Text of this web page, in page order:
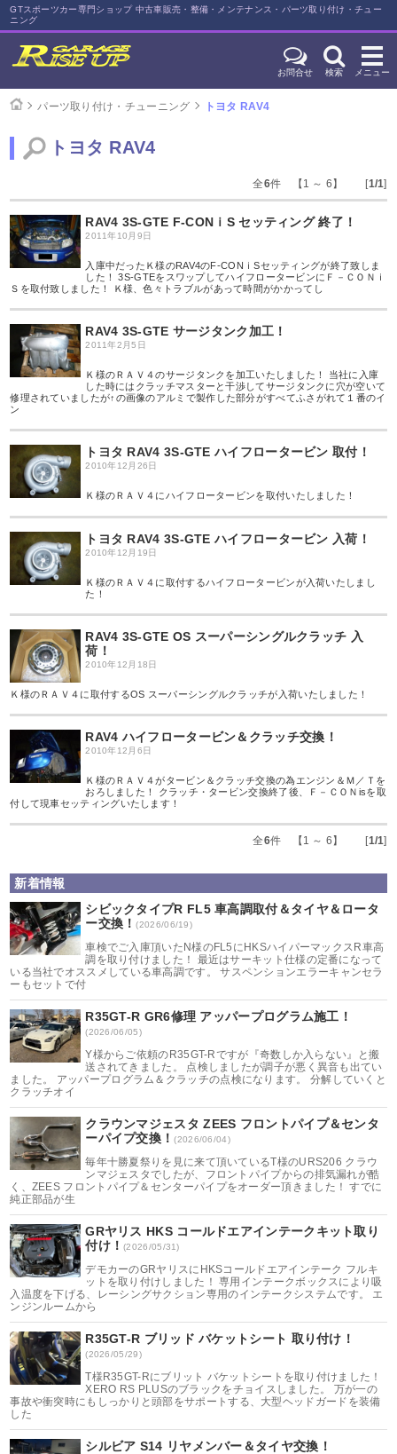
GTスポーツカー専門ショップ 中古車販売・整備・メンテナンス・パーツ取り付け・チュー
ニング
お問合せ 検索 メニュー
パーツ取り付け・チューニング トヨタ RAV4
トヨタ RAV4
全6件 【1 ～ 6】 [1/1]
RAV4 3S-GTE F-CONｉS セッティング 終了！
2011年10月9日
入庫中だったＫ様のRAV4のF-CONｉSセッティングが終了致しま
した！ 3S-GTEをスワップしてハイフロータービンにＦ－ＣＯＮｉ
Ｓを取付致しました！ Ｋ様、色々トラブルがあって時間がかかってし
RAV4 3S-GTE サージタンク加工！
2011年2月5日
Ｋ様のＲＡＶ４のサージタンクを加工いたしました！ 当社に入庫
した時にはクラッチマスターと干渉してサージタンクに穴が空いて
修理されていましたが↑の画像のアルミで製作した部分がすべてふさがれて１番のイ
ン
トヨタ RAV4 3S-GTE ハイフロータービン 取付！
2010年12月26日
Ｋ様のＲＡＶ４にハイフロータービンを取付いたしました！
トヨタ RAV4 3S-GTE ハイフロータービン 入荷！
2010年12月19日
Ｋ様のＲＡＶ４に取付するハイフロータービンが入荷いたしまし
た！
RAV4 3S-GTE OS スーパーシングルクラッチ 入
荷！
2010年12月18日
Ｋ様のＲＡＶ４に取付するOS スーパーシングルクラッチが入荷いたしました！
RAV4 ハイフロータービン＆クラッチ交換！
2010年12月6日
Ｋ様のＲＡＶ４がタービン＆クラッチ交換の為エンジン＆Ｍ／Ｔを
おろしました！ クラッチ・タービン交換終了後、Ｆ－ＣＯＮisを取
付して現車セッティングいたします！
全6件 【1 ～ 6】 [1/1]
新着情報
シビックタイプR FL5 車高調取付＆タイヤ＆ロータ
ー交換！(2026/06/19)
車検でご入庫頂いたN様のFL5にHKSハイパーマックスR車高
調を取り付けました！ 最近はサーキット仕様の定番になって
いる当社でオススメしている車高調です。 サスペンションエラーキャンセラ
ーもセットで付
R35GT-R GR6修理 アッパープログラム施工！
(2026/06/05)
Y様からご依頼のR35GT-Rですが『奇数しか入らない』と搬
送されてきました。 点検しましたが調子が悪く異音も出てい
ました。 アッパープログラム＆クラッチの点検になります。 分解していくと
クラッチオイ
クラウンマジェスタ ZEES フロントパイプ＆センタ
ーパイプ交換！(2026/06/04)
毎年十勝夏祭りを見に来て頂いているT様のURS206 クラウ
ンマジェスタでしたが、フロントパイプからの排気漏れが酷
く、ZEES フロントパイプ＆センターパイプをオーダー頂きました！ すでに
純正部品が生
GRヤリス HKS コールドエアインテークキット取り
付け！(2026/05/31)
デモカーのGRヤリスにHKSコールドエアインテーク フルキ
ットを取り付けしました！ 専用インテークボックスにより吸
入温度を下げる、レーシングサクション専用のインテークシステムです。 エ
ンジンルームから
R35GT-R ブリッド バケットシート 取り付け！
(2026/05/29)
T様R35GT-Rにブリット バケットシートを取り付けました！
XERO RS PLUSのブラックをチョイスしました。 万が一の
事故や衝突時にもしっかりと頭部をサポートする、大型ヘッドガードを装備
した
シルビア S14 リヤメンバー＆タイヤ交換！